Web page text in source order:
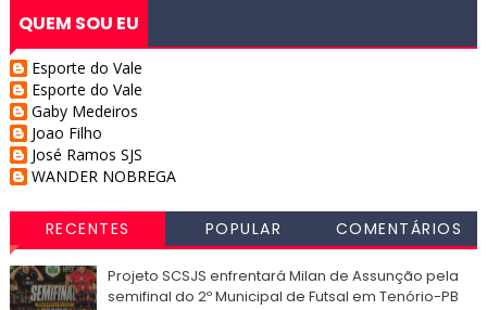
QUEM SOU EU
Esporte do Vale
Esporte do Vale
Gaby Medeiros
Joao Filho
José Ramos SJS
WANDER NOBREGA
RECENTES POPULAR COMENTÁRIOS
Projeto SCSJS enfrentará Milan de Assunção pela
semifinal do 2º Municipal de Futsal em Tenório-PB